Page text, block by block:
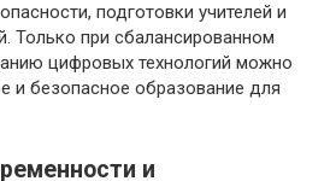
подготовки учителей и
Только при сбалансированном
цифровых технологий можно
и безопасное образование для
и